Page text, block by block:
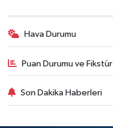
Hava Durumu
Puan Durumu ve Fikstür
Son Dakika Haberleri